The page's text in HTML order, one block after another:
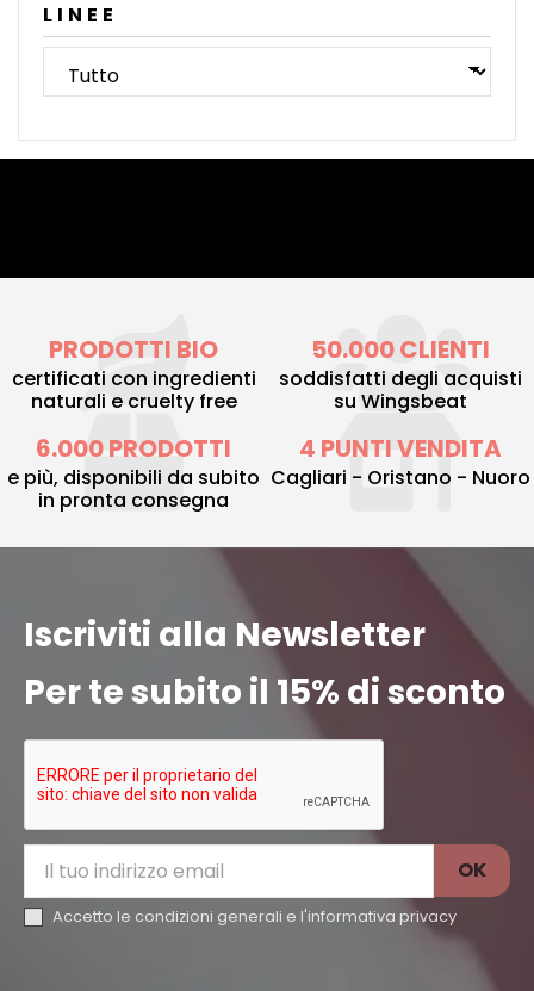
LINEE
PRODOTTI BIO
certificati con ingredienti
naturali e cruelty free
50.000 CLIENTI
soddisfatti degli acquisti
su Wingsbeat
6.000 PRODOTTI
e più, disponibili da subito
in pronta consegna
4 PUNTI VENDITA
Cagliari - Oristano - Nuoro
Iscriviti alla Newsletter
Per te subito il 15% di sconto
Accetto le condizioni generali e l'informativa privacy